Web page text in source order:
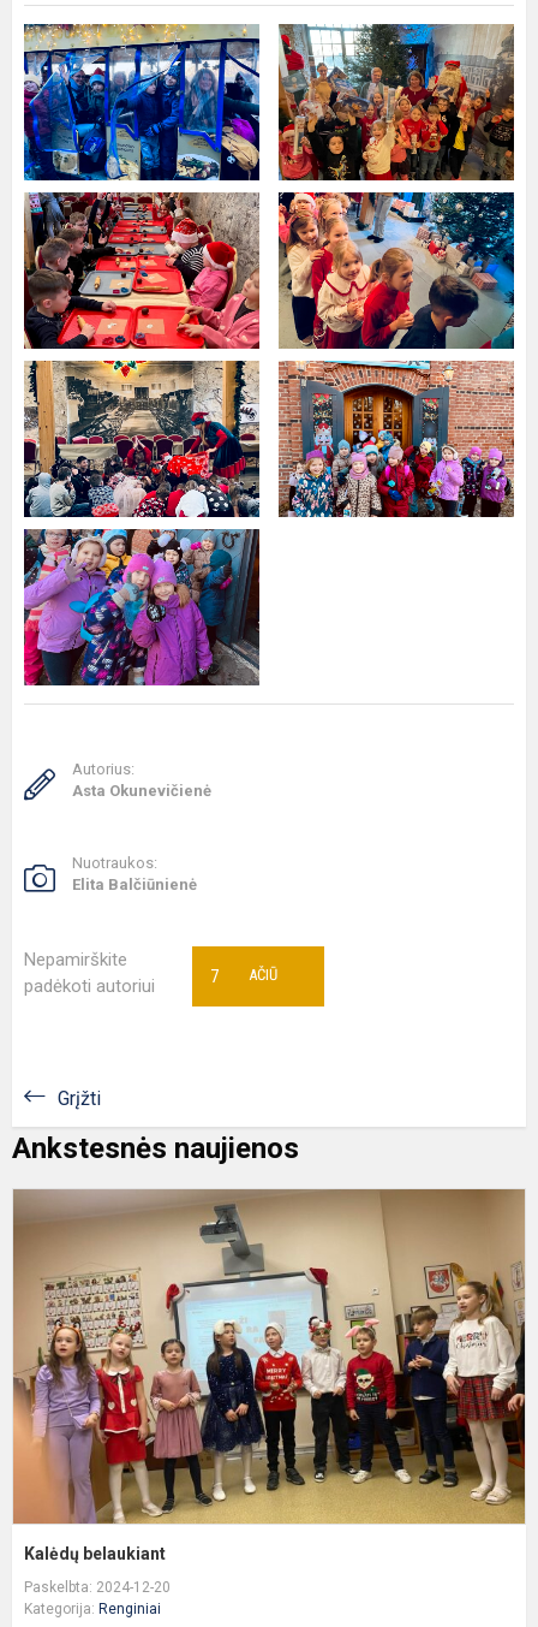
Autorius:
Asta Okunevičienė
Nuotraukos:
Elita Balčiūnienė
Nepamirškite
padėkoti autoriui
AČIŪ
7
Grįžti
Ankstesnės naujienos
Kalėdų belaukiant
Paskelbta: 2024-12-20
Kategorija: Renginiai